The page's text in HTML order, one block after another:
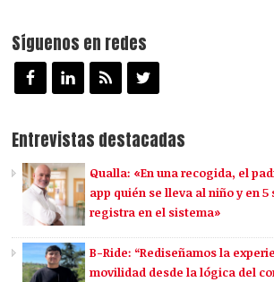
Síguenos en redes
Entrevistas destacadas
Qualla: «En una recogida, el
app quién se lleva al niño y en 5
registra en el sistema»
B-Ride: “Rediseñamos la
movilidad desde la lógica del